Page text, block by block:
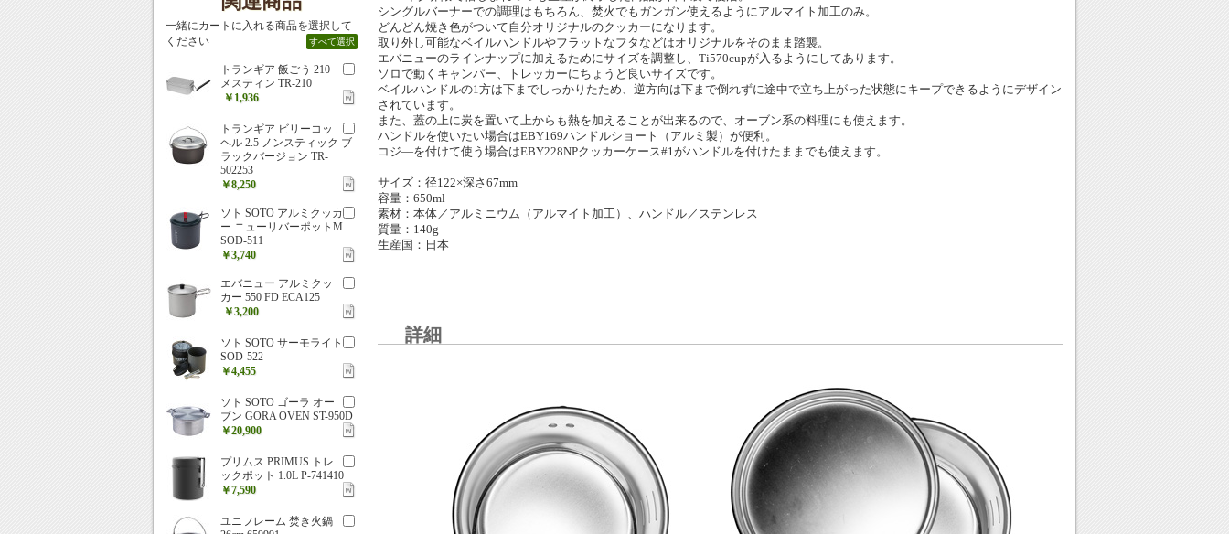
シングルバーナーでの調理はもちろん、焚火でもガンガン使えるようにアルマイト加工のみ。
どんどん焼き色がついて自分オリジナルのクッカーになります。
取り外し可能なベイルハンドルやフラットなフタなどはオリジナルをそのまま踏襲。
エバニューのラインナップに加えるためにサイズを調整し、Ti570cupが入るようにしてあります。
ソロで動くキャンパー、トレッカーにちょうど良いサイズです。
ベイルハンドルの1方は下までしっかりたため、逆方向は下まで倒れずに途中で立ち上がった状態にキープできるようにデザイン
されています。
また、蓋の上に炭を置いて上からも熱を加えることが出来るので、オーブン系の料理にも使えます。
ハンドルを使いたい場合はEBY169ハンドルショート（アルミ製）が便利。
コジ―を付けて使う場合はEBY228NPクッカーケース#1がハンドルを付けたままでも使えます。
サイズ：径122×深さ67mm
容量：650ml
素材：本体／アルミニウム（アルマイト加工）、ハンドル／ステンレス
質量：140g
生産国：日本
詳細
一緒にカートに入れる商品を選択して
ください
すべて選択
トランギア 飯ごう 210
メスティン TR-210
￥1,936
トランギア ビリーコッ
ヘル 2.5 ノンスティック ブ
ラックバージョン TR-
502253
￥8,250
ソト SOTO アルミクッカ
ー ニューリバーポットM
SOD-511
￥3,740
エバニュー アルミクッ
カー 550 FD ECA125
￥3,200
ソト SOTO サーモライト
SOD-522
￥4,455
ソト SOTO ゴーラ オー
ブン GORA OVEN ST-950D
￥20,900
プリムス PRIMUS トレ
ックポット 1.0L P-741410
￥7,590
ユニフレーム 焚き火鍋